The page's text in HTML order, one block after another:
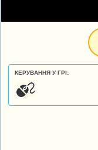
КЕРУВАННЯ У ГРІ: